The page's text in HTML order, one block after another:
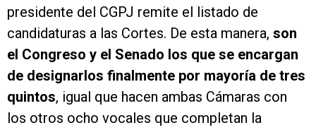
presidente del CGPJ remite el listado de
candidaturas a las Cortes. De esta manera, son
el Congreso y el Senado los que se encargan
de designarlos finalmente por mayoría de tres
quintos, igual que hacen ambas Cámaras con
los otros ocho vocales que completan la